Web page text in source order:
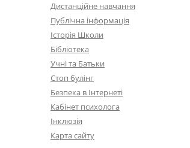
Дистанційне навчання
Публічна інформація
Історія Школи
Бібліотека
Учні та Батьки
Стоп булінг
Безпека в Інтернеті
Кабінет психолога
Інклюзія
Карта сайту